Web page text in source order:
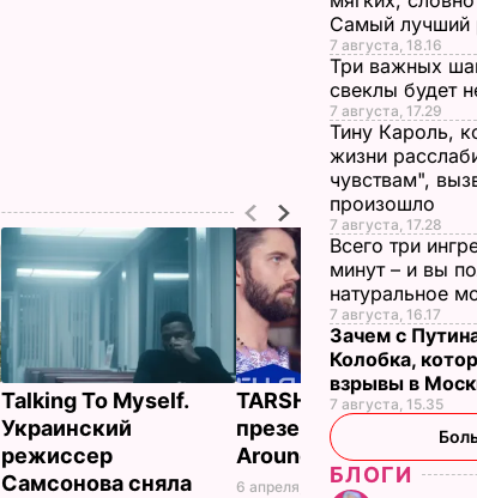
Talking To Myself.
Украинский
режиссер
Самсонова сняла
TARSHIN и Седокова
презентовали клип
Around. Видео
6 апреля, 15.24БУЛЬВАР
Самый лучший
7 августа, 18.16
Три важных
свеклы будет
7 августа, 17.29
Тину Кароль,
жизни
чувствам",
произошло
7 августа, 17.28
Всего три
минут – и вы
натуральное
7 августа, 16.17
Зачем с
Колобка,
взрывы в
7 августа, 15.35
БЛОГИ